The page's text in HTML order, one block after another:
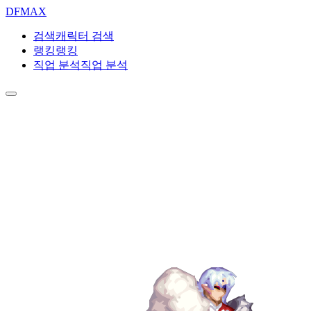
DFMAX
검색캐릭터 검색
랭킹랭킹
직업 분석직업 분석